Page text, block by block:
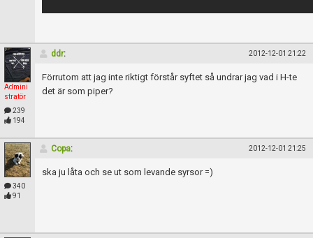
Admini
stratör
239
194
ddr: 2012-12-01 21:22
Förrutom att jag inte riktigt förstår syftet så undrar jag vad i H-te
det är som piper?
340
91
Copa: 2012-12-01 21:25
ska ju låta och se ut som levande syrsor =)